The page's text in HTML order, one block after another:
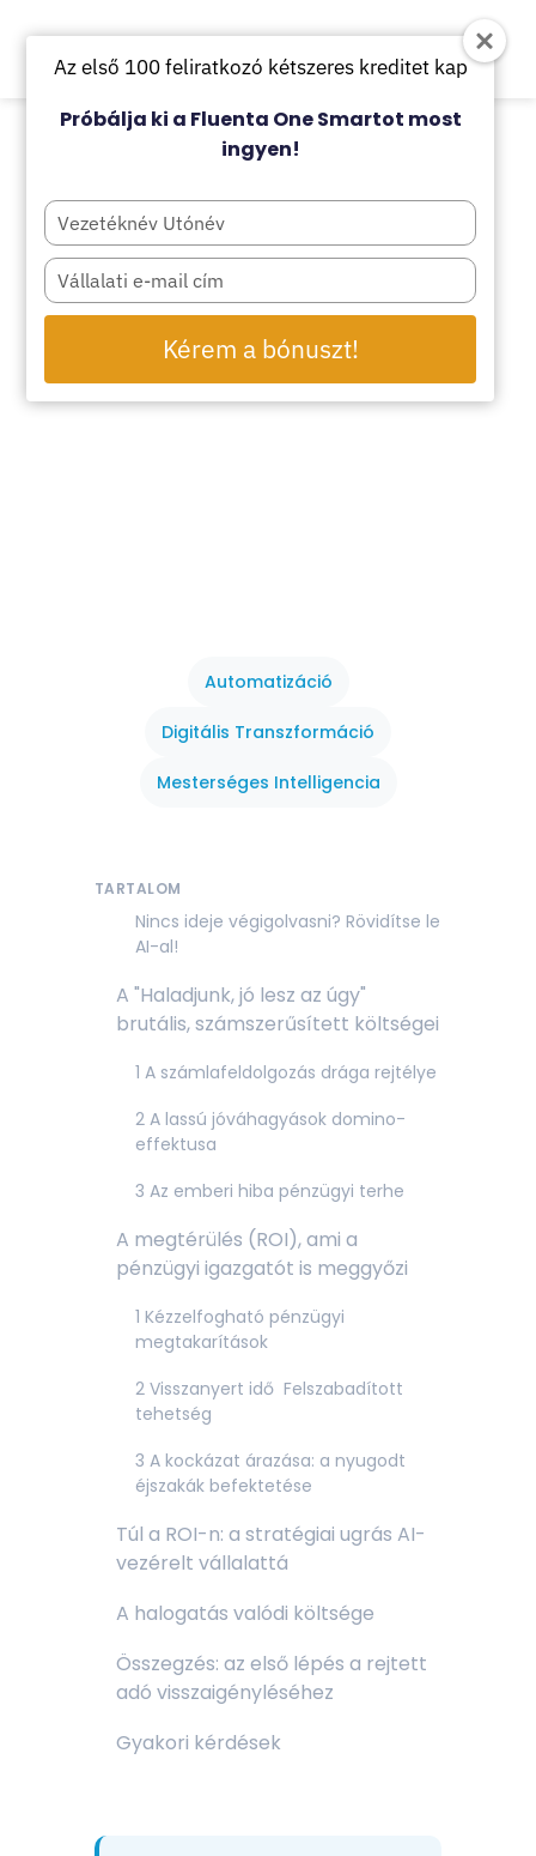
Automatizáció
Digitális Transzformáció
Mesterséges Intelligencia
TARTALOM
Nincs ideje végigolvasni? Rövidítse le
AI-al!
A "Haladjunk, jó lesz az úgy"
brutális, számszerűsített költségei
1 A számlafeldolgozás drága rejtélye
2 A lassú jóváhagyások domino-
effektusa
3 Az emberi hiba pénzügyi terhe
A megtérülés (ROI), ami a
pénzügyi igazgatót is meggyőzi
1 Kézzelfogható pénzügyi
megtakarítások
2 Visszanyert idő Felszabadított
tehetség
3 A kockázat árazása: a nyugodt
éjszakák befektetése
Túl a ROI-n: a stratégiai ugrás AI-
vezérelt vállalattá
A halogatás valódi költsége
Összegzés: az első lépés a rejtett
adó visszaigényléséhez
Gyakori kérdések
Az első 100 feliratkozó kétszeres kreditet kap
Próbálja ki a Fluenta One Smartot most
ingyen!
Type
your
name
Type
your
email
Kérem a bónuszt!